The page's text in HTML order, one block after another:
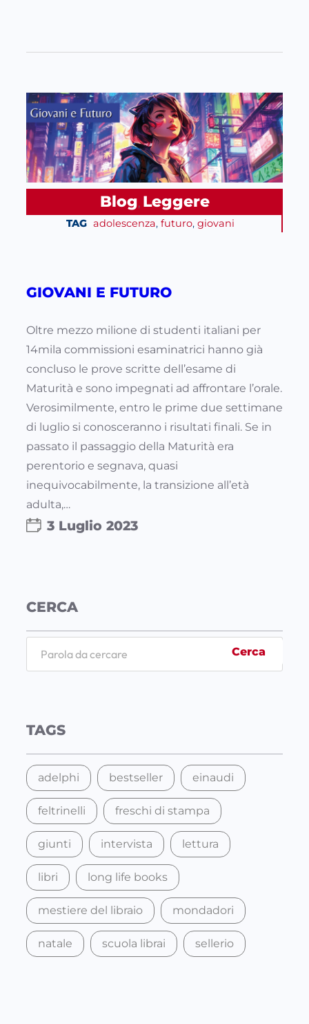
Blog, Leggere
TAG adolescenza, futuro, giovani
GIOVANI E FUTURO
Oltre mezzo milione di studenti italiani per
14mila commissioni esaminatrici hanno già
concluso le prove scritte dell’esame di
Maturità e sono impegnati ad affrontare l’orale.
Verosimilmente, entro le prime due settimane
di luglio si conosceranno i risultati finali. Se in
passato il passaggio della Maturità era
perentorio e segnava, quasi
inequivocabilmente, la transizione all’età
adulta,…
3 Luglio 2023
CERCA
c
Cerca
TAGS
adelphi bestseller einaudi
feltrinelli freschi di stampa
giunti intervista lettura
libri long life books
mestiere del libraio mondadori
natale scuola librai sellerio